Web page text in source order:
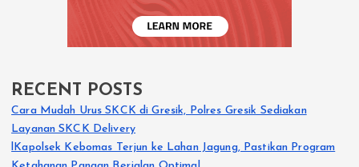
RECENT POSTS
Cara Mudah Urus SKCK di Gresik, Polres Gresik Sediakan
Layanan SKCK Delivery
lKapolsek Kebomas Terjun ke Lahan Jagung, Pastikan Program